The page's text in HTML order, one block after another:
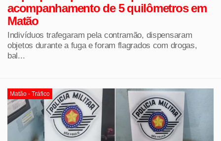
acompanhamento de 5 quilômetros em
Matão
Indivíduos trafegaram pela contramão, dispensaram
objetos durante a fuga e foram flagrados com drogas,
bal...
Matão - Tráfico